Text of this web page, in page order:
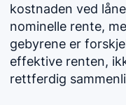
kostnaden ved
nominelle rente,
gebyrene er
effektive renten,
rettferdig